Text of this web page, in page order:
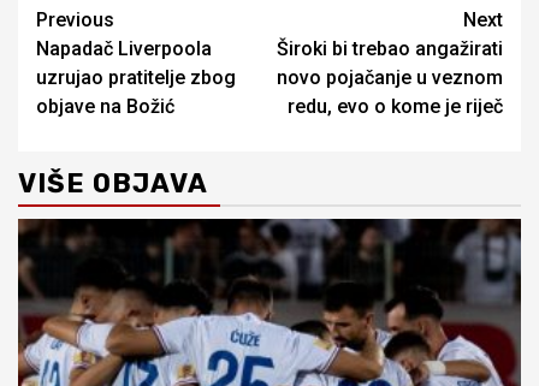
Continue
Reading
Previous
Napadač Liverpoola
uzrujao pratitelje zbog
objave na Božić
Next
Široki bi trebao angažirati
novo pojačanje u veznom
redu, evo o kome je riječ
VIŠE OBJAVA